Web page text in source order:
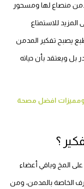
منصاع لها ومسحور
للاستمتاع
يصبح تفكير المدمن
بل ويعتقد بأن حياته
ومميزات افضل مصحة
؟
المخ وباقي أعضاء
الخاصة بالمدمن، ومن